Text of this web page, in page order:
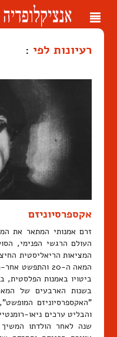
Toggle
רעיונות לפי :
אקספרסיוניזם
זרם אמנותי המתאר את
העולם הרגשי הפנימי,
המציאות הריאליסטית
המאה ה-20
ביטויו באמנות הפלסטית,
בשנות הארבעים של
"האקספרסיוניזם
והבליט ערכים ניאו-
שנה לאחר הולדתו המשיך